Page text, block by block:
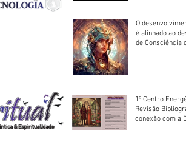
O
é alinhado ao
de Consciência
1º Centro
Revisão
conexão com a